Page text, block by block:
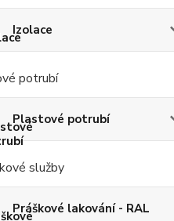
Izolace
potrubí
Plastové potrubí
služby
Práškové lakování - RAL